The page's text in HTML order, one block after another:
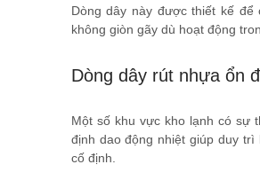
Dòng dây này được thiết kế
không giòn gãy dù hoạt động
Dòng dây rút nhựa ổn
Một số khu vực kho lạnh có sự
định dao động nhiệt giúp duy
cố định.